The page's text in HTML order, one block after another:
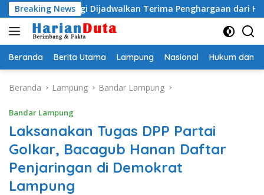
Langsung
ke
konten
Breaking News
Egi Dijadwalkan Terima Penghargaan dari HKBP Lampung
Beranda Berita Utama Lampung Nasional Hukum dan
Beranda Lampung Bandar Lampung
Bandar Lampung
Laksanakan Tugas DPP Partai
Golkar, Bacagub Hanan Daftar
Penjaringan di Demokrat
Lampung